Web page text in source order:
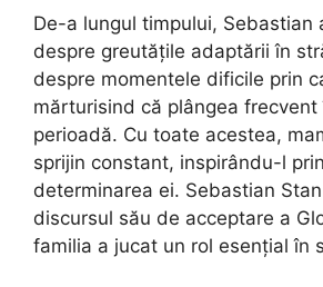
De-a lungul timpului, Sebastian
despre greutățile adaptării în
despre momentele dificile prin
mărturisind că plângea frecvent
perioadă. Cu toate acestea,
sprijin constant, inspirându-l
determinarea ei. Sebastian
discursul său de acceptare a
familia a jucat un rol esențial în